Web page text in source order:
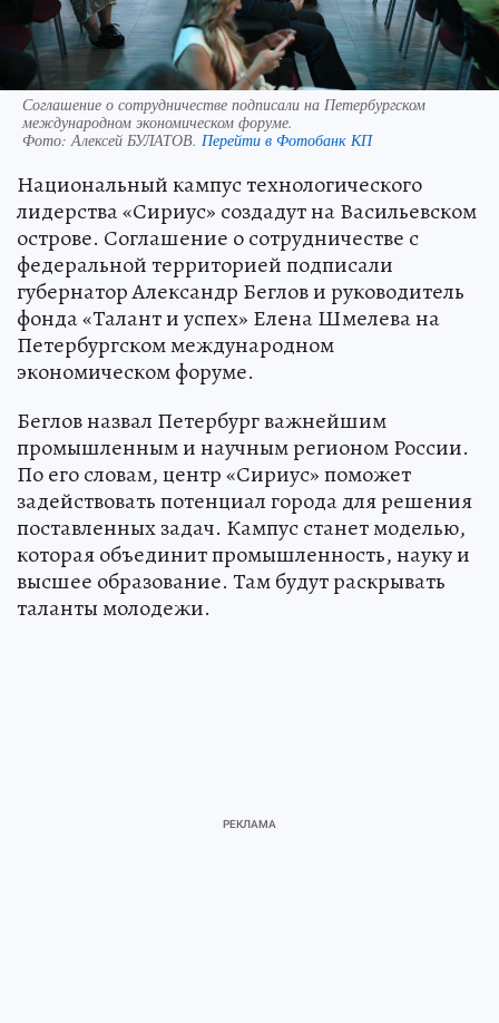
Соглашение о сотрудничестве подписали на Петербургском
международном экономическом форуме.
Фото: Алексей БУЛАТОВ. Перейти в Фотобанк КП
Национальный кампус технологического
лидерства «Сириус» создадут на Васильевском
острове. Соглашение о сотрудничестве с
федеральной территорией подписали
губернатор Александр Беглов и руководитель
фонда «Талант и успех» Елена Шмелева на
Петербургском международном
экономическом форуме.
Беглов назвал Петербург важнейшим
промышленным и научным регионом России.
По его словам, центр «Сириус» поможет
задействовать потенциал города для решения
поставленных задач. Кампус станет моделью,
которая объединит промышленность, науку и
высшее образование. Там будут раскрывать
таланты молодежи.